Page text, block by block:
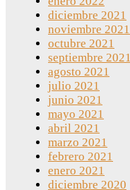
diciembre 2021
noviembre 2021
octubre 2021
septiembre 2021
agosto 2021
julio 2021
junio 2021
mayo 2021
abril 2021
marzo 2021
febrero 2021
enero 2021
diciembre 2020